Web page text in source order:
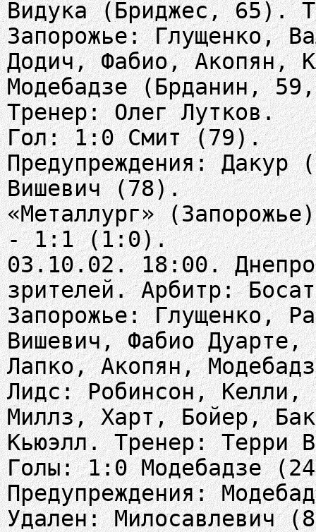
Видука (Бриджес, 65).
Запорожье: Глущенко,
Додич, Фабио, Акопян,
Модебадзе (Брданин,
Тренер: Олег Лутков.
Гол: 1:0 Смит (79).
Предупреждения:
Вишевич (78).
«Металлург»
- 1:1 (1:0).
03.10.02. 18:00.
зрителей. Арбитр:
Запорожье: Глущенко,
Вишевич, Фабио Дуарте,
Лапко, Акопян,
Лидс: Робинсон,
Миллз, Харт, Бойер,
Кьюэлл. Тренер: Терри
Голы: 1:0 Модебадзе
Предупреждения:
Удален: Милосавлевич